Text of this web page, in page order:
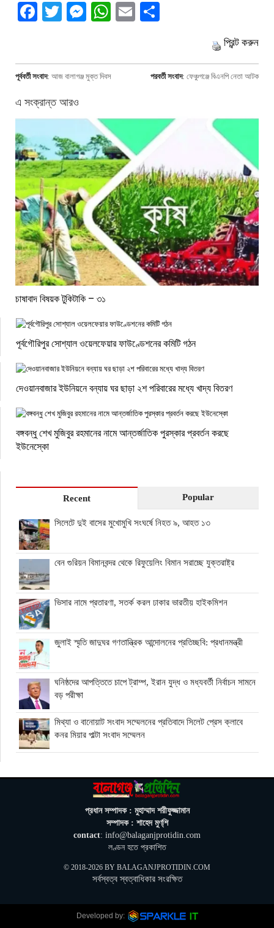
Facebook
TwitterMessenger
WhatsApp
Email
প্রিন্ট করুন
পূর্ববর্তী সংবাদ: আজ বালাগঞ্জ মুক্ত দিবস পরবর্তী সংবাদ: ফেঞ্চুগঞ্জে বিএনপি নেতা আটক
এ সংক্রান্ত আরও
চাষাবাদ বিষয়ক টুকিটাকি – ৩১
পূর্বগৌরিপুর সোশ্যাল ওয়েলফেয়ার ফাউণ্ডেশনের কমিটি গঠন
দেওয়ানবাজার ইউনিয়নে বন্যায় ঘর ছাড়া ২শ পরিবারের মধ্যে খাদ্য বিতরণ
বঙ্গবন্ধু শেখ মুজিবুর রহমানের নামে আন্তর্জাতিক পুরস্কার প্রবর্তন করছে
ইউনেস্কো
Recent Popular
সিলেটে দুই বাসের মুখোমুখি সংঘর্ষে নিহত ৯, আহত ১৩
বেন গুরিয়ন বিমানবন্দর থেকে রিফুয়েলিং বিমান সরাচ্ছে যুক্তরাষ্ট্র
ভিসার নামে প্রতারণা, সতর্ক করল ঢাকার ভারতীয় হাইকমিশন
জুলাই স্মৃতি জাদুঘর গণতান্ত্রিক আন্দোলনের প্রতিচ্ছবি: প্রধানমন্ত্রী
ঘনিষ্ঠদের আপত্তিতে চাপে ট্রাম্প, ইরান যুদ্ধ ও মধ্যবর্তী নির্বাচন সামনে
বড় পরীক্ষা
মিথ্যা ও বানোয়াট সংবাদ সম্মেলনের প্রতিবাদে সিলেট প্রেস ক্লাবে
কনর মিয়ার পাল্টা সংবাদ সম্মেলন
ইরানে নতুন হামলা স্থগিত ট্রাম্পের, দ্রুত চুক্তির ইঙ্গিত
বালাগঞ্জে শিশু-কিশোরদের মসজিদমুখী করতে ব্যতিক্রমী উদ্যোগ, ৩৩
প্রধান সম্পাদক : মুহাম্মাদ শরীফুজ্জামান
সম্পাদক : শাহেদ মুণ্‌শি
contact: info@balaganjprotidin.com
লণ্ডন হতে প্রকাশিত
© 2018-2026 BY BALAGANJPROTIDIN.COM
সর্বস্বত্ব স্বত্বাধিকার সংরক্ষিত
Developed by: